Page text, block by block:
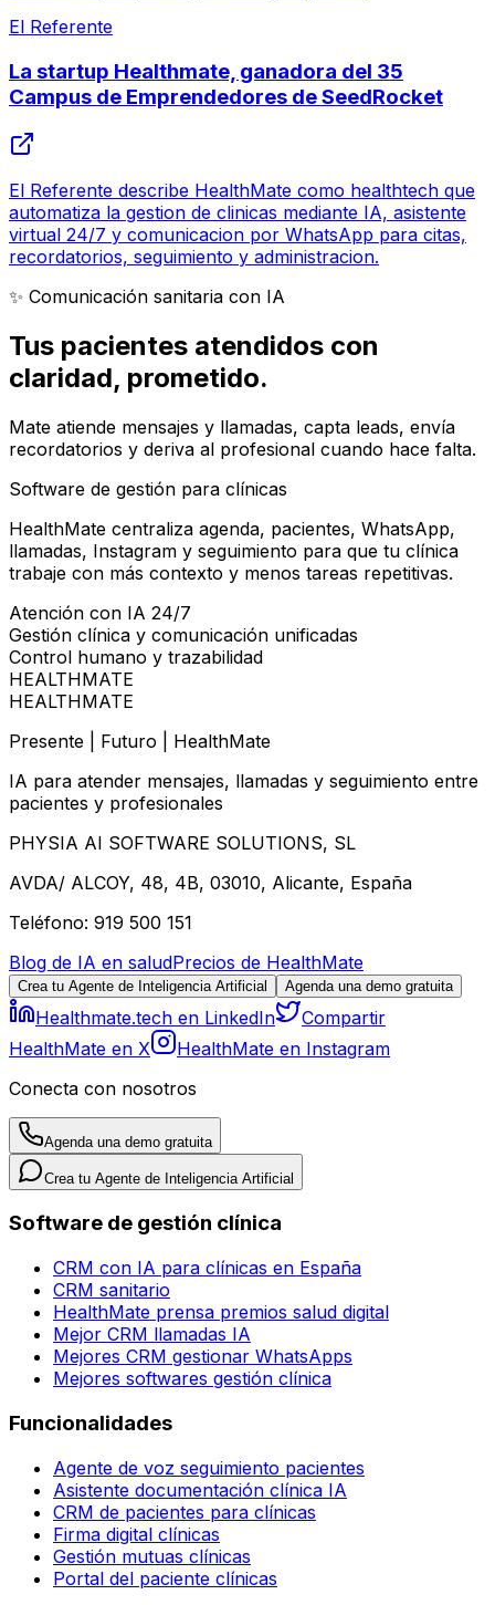
El Referente
La startup Healthmate, ganadora del 35
Campus de Emprendedores de SeedRocket
El Referente describe HealthMate como healthtech que
automatiza la gestion de clinicas mediante IA, asistente
virtual 24/7 y comunicacion por WhatsApp para citas,
recordatorios, seguimiento y administracion.
✨ Comunicación sanitaria con IA
Tus pacientes atendidos con
claridad, prometido.
Mate atiende mensajes y llamadas, capta leads, envía
recordatorios y deriva al profesional cuando hace falta.
Software de gestión para clínicas
HealthMate centraliza agenda, pacientes, WhatsApp,
llamadas, Instagram y seguimiento para que tu clínica
trabaje con más contexto y menos tareas repetitivas.
Atención con IA 24/7
Gestión clínica y comunicación unificadas
Control humano y trazabilidad
HEALTHMATE
HEALTHMATE
Presente | Futuro | HealthMate
IA para atender mensajes, llamadas y seguimiento entre
pacientes y profesionales
PHYSIA AI SOFTWARE SOLUTIONS, SL
AVDA/ ALCOY, 48, 4B, 03010, Alicante, España
Teléfono: 919 500 151
Blog de IA en saludPrecios de HealthMate
Crea tu Agente de Inteligencia Artificial Agenda una demo gratuita
Healthmate.tech en LinkedIn
Compartir
HealthMate en X
HealthMate en Instagram
Conecta con nosotros
Agenda una demo gratuita
Crea tu Agente de Inteligencia Artificial
Software de gestión clínica
CRM con IA para clínicas en España
CRM sanitario
HealthMate prensa premios salud digital
Mejor CRM llamadas IA
Mejores CRM gestionar WhatsApps
Mejores softwares gestión clínica
Funcionalidades
Agente de voz seguimiento pacientes
Asistente documentación clínica IA
CRM de pacientes para clínicas
Firma digital clínicas
Gestión mutuas clínicas
Portal del paciente clínicas